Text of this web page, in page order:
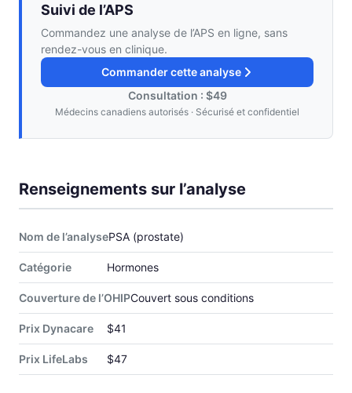
Suivi de l’APS
Commandez une analyse de l’APS en ligne, sans
rendez-vous en clinique.
Commander cette analyse
Consultation : $49
Médecins canadiens autorisés · Sécurisé et confidentiel
Renseignements sur l’analyse
Nom de l’analysePSA (prostate)
Catégorie Hormones
Couverture de l’OHIPCouvert sous conditions
Prix Dynacare $41
Prix LifeLabs $47